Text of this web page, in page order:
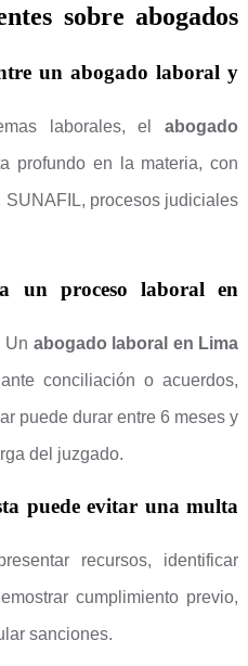
sobre abogados
un abogado laboral y
laborales, elabogado
profundo en la materia, con
procesos judiciales
un proceso laboral en
Un abogado laboral en Lima
conciliación o acuerdos,
puede durar entre 6 meses y
del juzgado.
puede evitar una multa
recursos, identificar
cumplimiento previo,
sanciones.